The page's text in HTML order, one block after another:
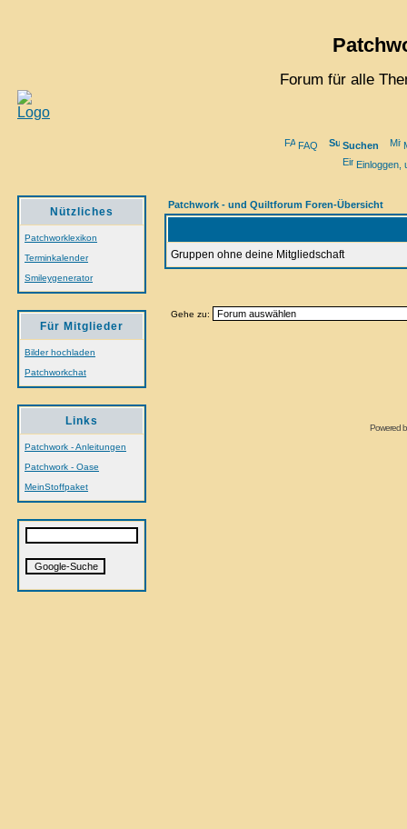
Forum für alle
FAQ Suchen
Einloggen,
Nützliches
Patchworklexikon
Terminkalender
Smileygenerator
Für Mitglieder
Bilder hochladen
Patchworkchat
Links
Patchwork - Anleitungen
Patchwork - Oase
MeinStoffpaket
Patchwork - und Quiltforum Foren-Übersicht
Gruppen ohne deine Mitgliedschaft
Gehe zu:
Powered